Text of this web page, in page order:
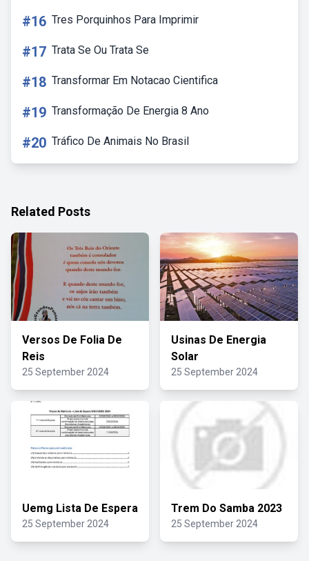
#16 Tres Porquinhos Para Imprimir
#17 Trata Se Ou Trata Se
#18 Transformar Em Notacao Cientifica
#19 Transformação De Energia 8 Ano
#20 Tráfico De Animais No Brasil
Related Posts
Versos De Folia De
Reis
25 September 2024
Usinas De Energia
Solar
25 September 2024
Uemg Lista De Espera
25 September 2024
Trem Do Samba 2023
25 September 2024